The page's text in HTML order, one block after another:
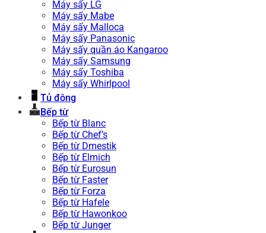
Máy sấy LG
Máy sấy Mabe
Máy sấy Malloca
Máy sấy Panasonic
Máy sấy quần áo Kangaroo
Máy sấy Samsung
Máy sấy Toshiba
Máy sấy Whirlpool
Tủ đông
Bếp từ
Bếp từ Blanc
Bếp từ Chef’s
Bếp từ Dmestik
Bếp từ Elmich
Bếp từ Eurosun
Bếp từ Faster
Bếp từ Forza
Bếp từ Hafele
Bếp từ Hawonkoo
Bếp từ Junger